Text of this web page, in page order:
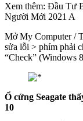
Xem thêm: Đầu Tư
Người Mới 2021 A
Mở My Computer /
sửa lỗi > phím phải
“Check” (Windows
Ổ cứng Seagate
10